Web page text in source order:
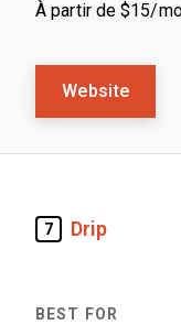
À partir de $15/
Website
7 Drip